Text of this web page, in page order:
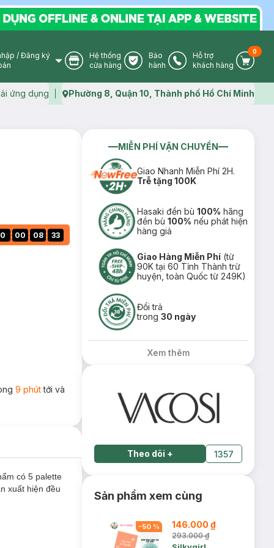
User Icon
/ Đăng ký
Store Icon
Hệ thống
cửa hàng
Warranty Icon
Bảo
hành
Phone Icon
Hỗ trợ
khách hàng
Cart
0
ứng dụng Map icon
Phường 8, Quận 10, Thành phố Hồ Chí Minh
0 : 00 : 08 : 32
9 phúttới và
có 5 palette
xuất hiện đều
MIỄN PHÍ VẬN CHUYỂN
Giao Nhanh Miễn Phí 2H.
Trễ tặng 100K
Hasaki đền bù100% hãng
đền bù100% nếu phát hiện
hàng giả
Giao Hàng Miễn Phí (từ
90K tại 60 Tỉnh Thành trừ
huyện, toàn Quốc từ 249K)
Đổi trả
trong30 ngày
Xem thêm
Theo dõi + 1357
Sản phẩm xem cùng
-50 % 146.000 ₫
293.000 ₫